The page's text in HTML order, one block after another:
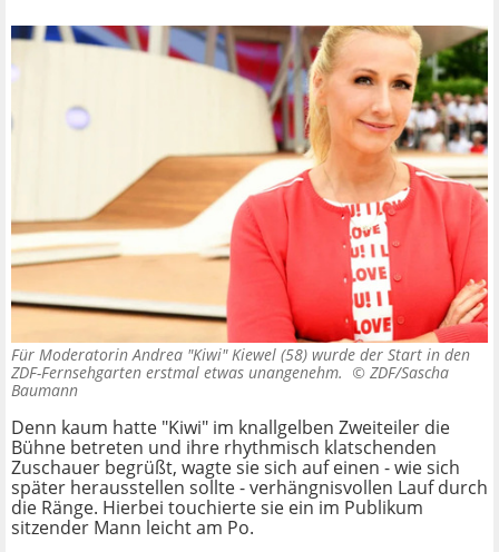
Für Moderatorin Andrea "Kiwi" Kiewel (58) wurde der Start in den
ZDF-Fernsehgarten erstmal etwas unangenehm. © ZDF/Sascha
Baumann
Denn kaum hatte "Kiwi" im knallgelben Zweiteiler die
Bühne betreten und ihre rhythmisch klatschenden
Zuschauer begrüßt, wagte sie sich auf einen - wie sich
später herausstellen sollte - verhängnisvollen Lauf durch
die Ränge. Hierbei touchierte sie ein im Publikum
sitzender Mann leicht am Po.